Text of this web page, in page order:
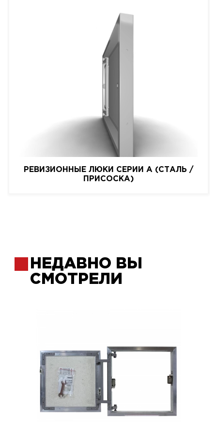
РЕВИЗИОННЫЕ ЛЮКИ СЕРИИ A (СТАЛЬ /
ПРИСОСКА)
НЕДАВНО ВЫ
СМОТРЕЛИ